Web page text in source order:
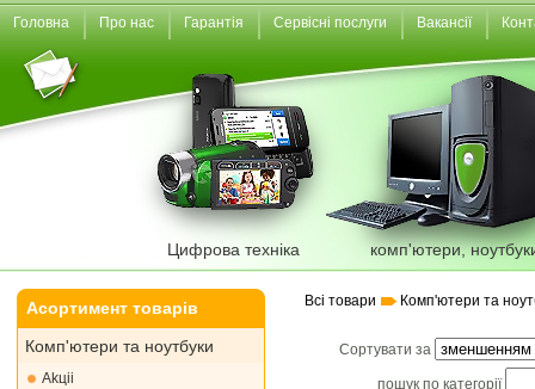
Головна Про нас Гарантія Сервісні послуги Вакансії
Цифрова техніка комп'ютери,
Асортимент товарів
Комп'ютери та ноутбуки
Akціі
Всі товари Комп'ютери та
Сортувати за
пошук по категорії